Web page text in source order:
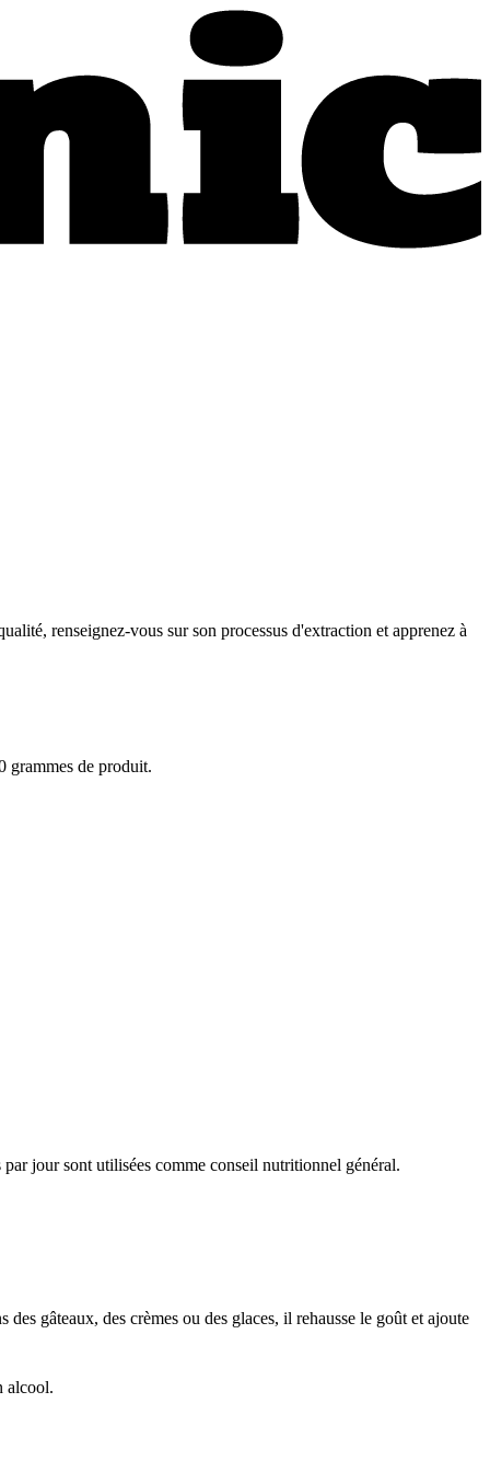
renseignez-vous sur son processus d'extraction et apprenez à
grammes de produit.
jour sont utilisées comme conseil nutritionnel général.
gâteaux, des crèmes ou des glaces, il rehausse le goût et ajoute
alcool.